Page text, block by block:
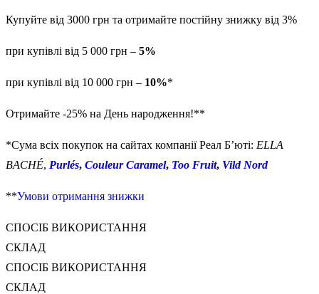
Купуйте від 3000 грн та отримайте постійну знижку від 3%
при купівлі від 5 000 грн – 5%
при купівлі від 10 000 грн – 10%*
Отримайте -25% на День народження!**
*Сума всіх покупок на сайтах компанії Реал Б’юті: ELLA
BACHÉ, Purlés, Couleur Caramel, Too Fruit, Vild Nord
**Умови отримання знижки
СПОСІБ ВИКОРИСТАННЯ
СКЛАД
СПОСІБ ВИКОРИСТАННЯ
СКЛАД